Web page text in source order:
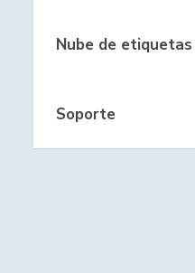
Nube de etiquetas
Soporte